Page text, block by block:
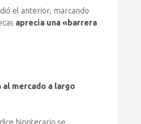
el anterior, marcando
aprecia una «barrera
mercado a largo
hipotecario se